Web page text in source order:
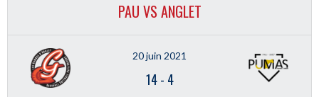
PAU VS ANGLET
20 juin 2021
14- 4